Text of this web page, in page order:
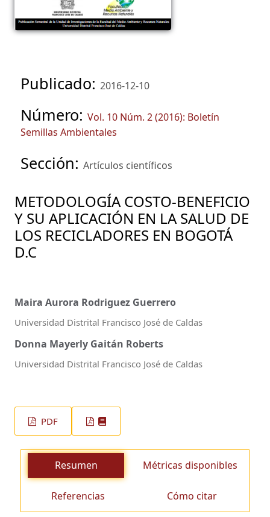
Publicado: 2016-12-10
Número: Vol. 10 Núm. 2 (2016): Boletín
Semillas Ambientales
Sección: Artículos científicos
METODOLOGÍA COSTO-BENEFICIO
Y SU APLICACIÓN EN LA SALUD DE
LOS RECICLADORES EN BOGOTÁ
D.C
Maira Aurora Rodriguez Guerrero
Universidad Distrital Francisco José de Caldas
Donna Mayerly Gaitán Roberts
Universidad Distrital Francisco José de Caldas
PDF
Resumen Métricas disponibles
Referencias Cómo citar